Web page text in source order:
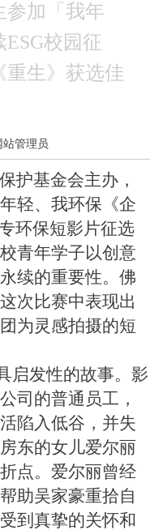
参加「我年
校园征
重生》获选佳
管理员
护基金会主办，
轻、我环保《企
环保短影片征选
青年学子以创意
续的重要性。佛
次比赛中表现出
为灵感拍摄的短
启发性的故事。影
司的普通员工，
陷入低谷，并失
东的女儿爱尔丽
点。爱尔丽曾经
助吴家豪重拾自
到真挚的关怀和